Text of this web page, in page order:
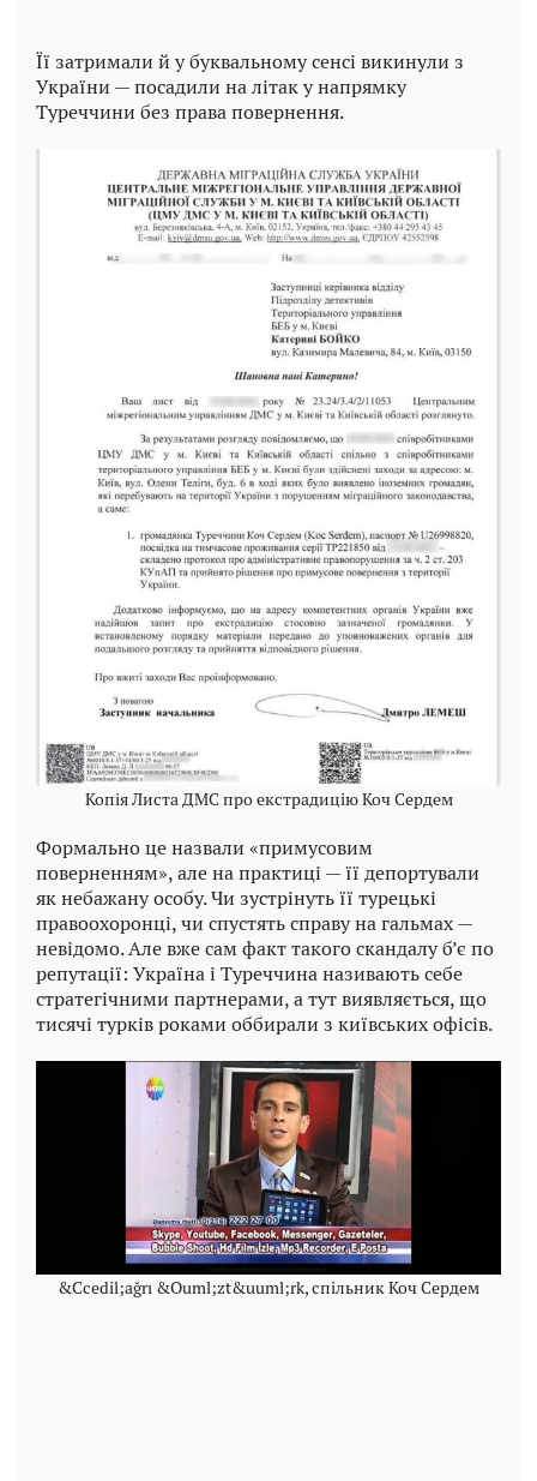
Її затримали й у буквальному сенсі викинули з
України — посадили на літак у напрямку
Туреччини без права повернення.
Копія Листа ДМС про екстрадицію Коч Сердем
Формально це назвали «примусовим
поверненням», але на практиці — її депортували
як небажану особу. Чи зустрінуть її турецькі
правоохоронці, чи спустять справу на гальмах —
невідомо. Але вже сам факт такого скандалу б’є по
репутації: Україна і Туреччина називають себе
стратегічними партнерами, а тут виявляється, що
тисячі турків роками оббирали з київських офісів.
&Ccedil;ağrı &Ouml;zt&uuml;rk, спільник Коч Сердем